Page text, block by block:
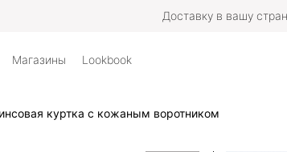
Доставку в вашу
Магазины Lookbook
куртка с кожаным воротником